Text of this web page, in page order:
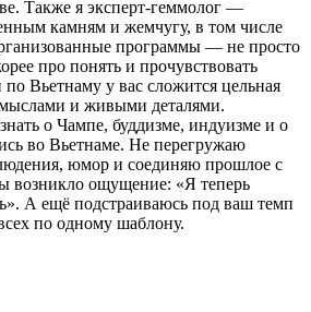
местное население Мнонги.
Минь много рассказывал и
кофе, перца, каучука.
потрогать, попробовать на зуб
где выращивают на
Одним словом, впечатлений
Также я эксперт-геммолог —
камням и жемчугу, в том числе
программы — не просто
про понять и прочувствовать
Вьетнаму у вас сложится цельная
и живыми деталями.
о Чампе, буддизме, индуизме и о
во Вьетнаме. Не перегружаю
юмор и соединяю прошлое с
возникло ощущение: «Я теперь
А ещё подстраиваюсь под ваш темп
по одному шаблону.